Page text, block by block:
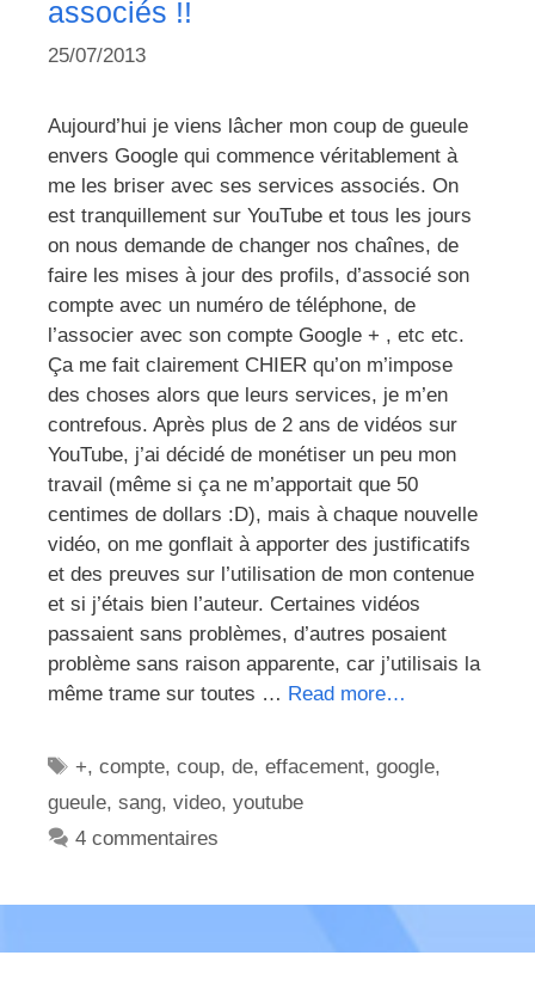
associés !!
25/07/2013
Aujourd’hui je viens lâcher mon coup de gueule
envers Google qui commence véritablement à
me les briser avec ses services associés. On
est tranquillement sur YouTube et tous les jours
on nous demande de changer nos chaînes, de
faire les mises à jour des profils, d’associé son
compte avec un numéro de téléphone, de
l’associer avec son compte Google + , etc etc.
Ça me fait clairement CHIER qu’on m’impose
des choses alors que leurs services, je m’en
contrefous. Après plus de 2 ans de vidéos sur
YouTube, j’ai décidé de monétiser un peu mon
travail (même si ça ne m’apportait que 50
centimes de dollars :D), mais à chaque nouvelle
vidéo, on me gonflait à apporter des justificatifs
et des preuves sur l’utilisation de mon contenue
et si j’étais bien l’auteur. Certaines vidéos
passaient sans problèmes, d’autres posaient
problème sans raison apparente, car j’utilisais la
même trame sur toutes … Read more…
Étiquettes
+,compte,coup,de,effacement,google,
gueule, sang, video, youtube
4 commentaires